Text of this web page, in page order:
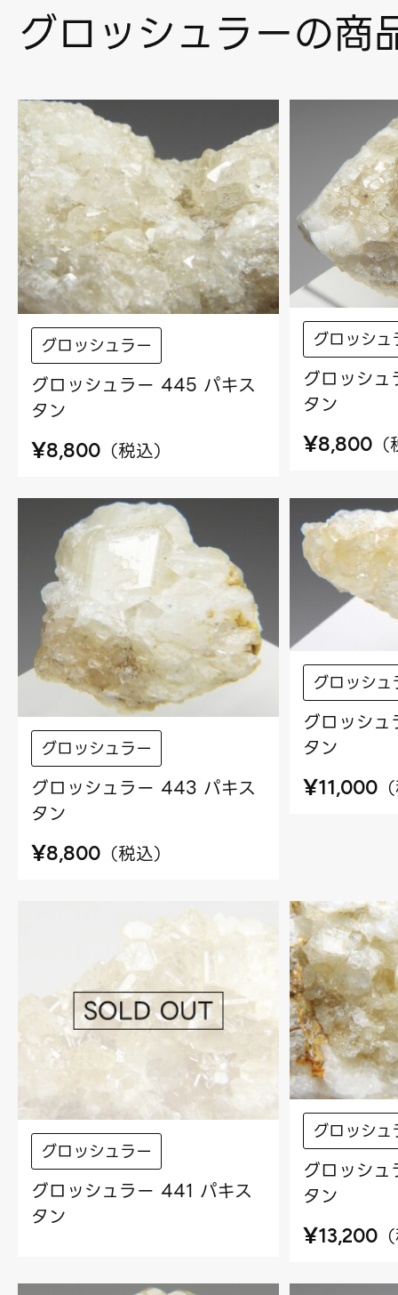
グロッシュラーの商
グロッシュラー
グロッシュラー 445 パキス
タン
¥8,800 （税込）
グロッシュ
グロッシ
タン
¥8,800 （
グロッシュラー
グロッシュラー 443 パキス
タン
¥8,800 （税込）
グロッシュ
グロッシ
タン
¥11,000 （
グロッシュラー
グロッシュラー 441 パキス
タン
グロッシュ
グロッシ
タン
¥13,200 （